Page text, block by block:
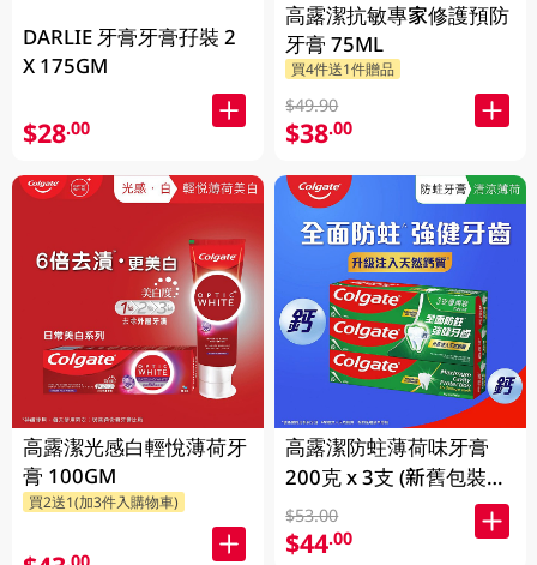
DARLIE 牙膏牙膏孖裝 2
X 175GM
$28.00
高露潔光感白輕悅薄荷牙
膏 100GM
買2送1(加3件入購物車)
高露潔抗敏專家修護預防
牙膏 75ML
買4件送1件贈品
$49.90
$38.00
高露潔防蛀薄荷味牙膏
200克 x 3支 (新舊包裝隨
機發送)
$53.00
$44.00